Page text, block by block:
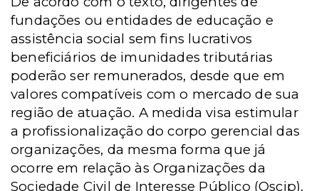
fundações ou entidades de educação e
assistência social sem fins lucrativos
beneficiários de imunidades tributárias
poderão ser remunerados, desde que em
valores compatíveis com o mercado de sua
região de atuação. A medida visa estimular
a profissionalização do corpo gerencial das
organizações, da mesma forma que já
ocorre em relação às Organizações da
Sociedade Civil de Interesse Público (Oscip).